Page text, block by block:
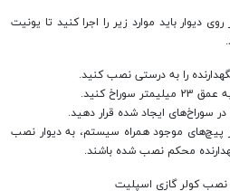
دیوار باید موارد زیر را اجرا کنید تا یونیت
از پیچ‌های موجود همراه سیستم، به دیوار نصب
محکم نصب شده باشند.